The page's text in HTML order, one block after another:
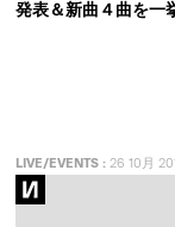
発表＆新曲４曲を一
LIVE/EVENTS : 26 10月